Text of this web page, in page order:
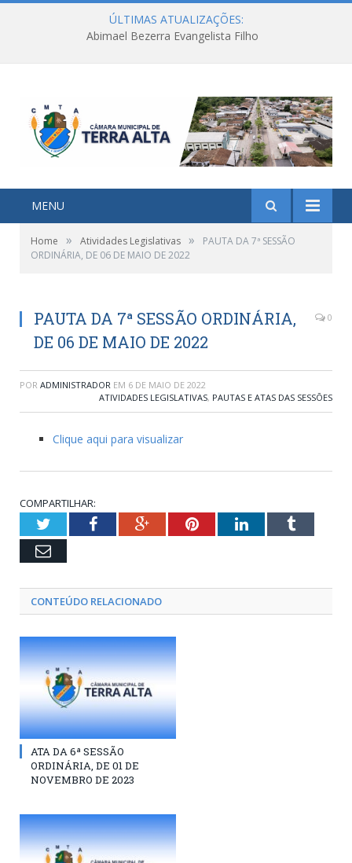
ÚLTIMAS ATUALIZAÇÕES:
Abimael Bezerra Evangelista Filho
MENU
Home » Atividades Legislativas »
PAUTA DA 7ª SESSÃO
ORDINÁRIA, DE 06 DE MAIO DE 2022
PAUTA DA 7ª SESSÃO ORDINÁRIA,
DE 06 DE MAIO DE 2022
0
POR ADMINISTRADOR EM 6 DE MAIO DE 2022
ATIVIDADES LEGISLATIVAS, PAUTAS E ATAS DAS SESSÕES
Clique aqui para visualizar
COMPARTILHAR:
TwitterFacebookGoogle+PinterestLinkedInTumblr
Email
CONTEÚDO RELACIONADO
ATA DA 6ª SESSÃO
ORDINÁRIA, DE 01 DE
NOVEMBRO DE 2023